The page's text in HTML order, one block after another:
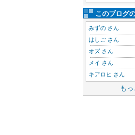
このブログ
みずの さん
はしご さん
オズ さん
メイ さん
キアロヒ さん
も